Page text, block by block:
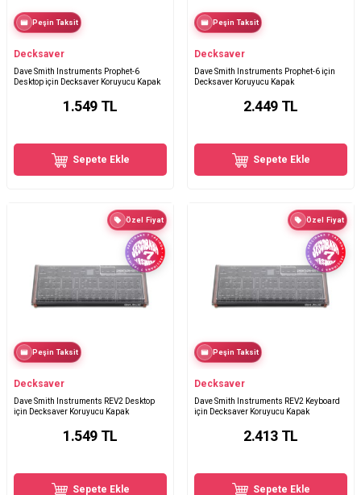
Peşin Taksit
Decksaver
Dave Smith Instruments Prophet-6
Desktop için Decksaver Koruyucu Kapak
1.549 TL
Sepete Ekle
Peşin Taksit
Decksaver
Dave Smith Instruments Prophet-6 için
Decksaver Koruyucu Kapak
2.449 TL
Sepete Ekle
Özel Fiyat
Peşin Taksit
Decksaver
Dave Smith Instruments REV2 Desktop
için Decksaver Koruyucu Kapak
1.549 TL
Sepete Ekle
Özel Fiyat
Peşin Taksit
Decksaver
Dave Smith Instruments REV2 Keyboard
için Decksaver Koruyucu Kapak
2.413 TL
Sepete Ekle